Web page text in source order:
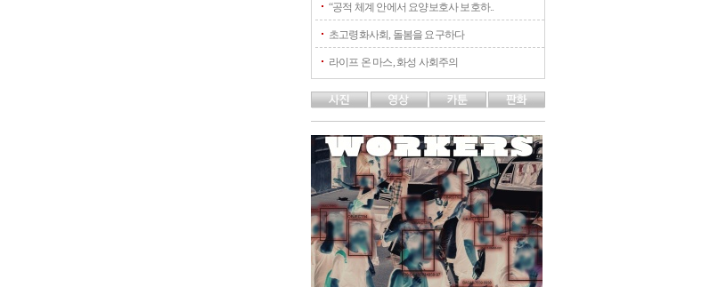
“공적 체계 안에서 요양보호사 보호하..
초고령화사회, 돌봄을 요구하다
라이프 온 마스, 화성 사회주의